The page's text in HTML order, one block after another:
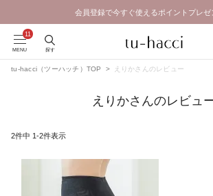
会員登録で今すぐ使えるポイントプレゼ
MENU 探す
tu-hacci（ツーハッチ）TOP えりかさんのレビュー
えりかさんのレビュ
2件中 1-2件表示